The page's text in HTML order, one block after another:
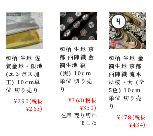
和柄 生地 佐
賀金地・銀地
(エンボス加
工) 10cm単
位 切り売り
¥290(税抜
¥263)
和柄 生地 京
都 西陣織 金
襴生地 紋
(黒) 10cm
単位 切り売
り
¥363(税抜
¥330)
在庫 売り切れ
ました
和柄 生地 金
襴生地 京都
西陣織 流水
に桜・大 (全
5色) 10cm
単位 切り売
り
¥478 (税抜
¥434)